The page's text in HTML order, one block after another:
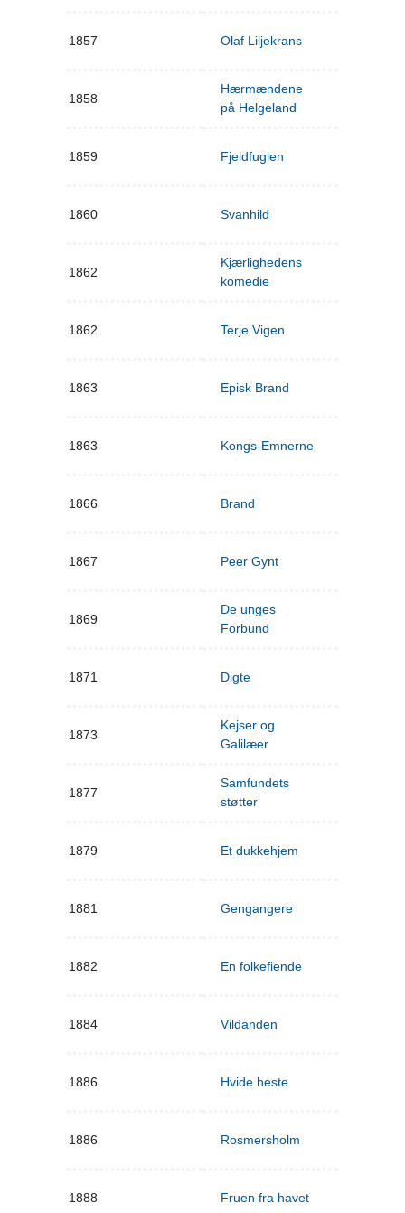
1857 Olaf Liljekrans
1858
Hærmændene
på Helgeland
1859 Fjeldfuglen
1860 Svanhild
1862
Kjærlighedens
komedie
1862 Terje Vigen
1863 Episk Brand
1863 Kongs-Emnerne
1866 Brand
1867 Peer Gynt
1869
De unges
Forbund
1871 Digte
1873
Kejser og
Galilæer
1877
Samfundets
støtter
1879 Et dukkehjem
1881 Gengangere
1882 En folkefiende
1884 Vildanden
1886 Hvide heste
1886 Rosmersholm
1888 Fruen fra havet